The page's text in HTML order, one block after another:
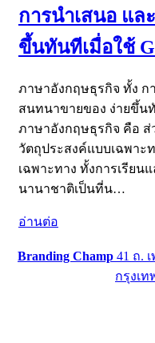
การนําเสนอ แล
ขึ้นทันทีเมื่อใช้
ภาษาอังกฤษธุรกิจ ทั้ง ก
สนทนาขายของ ง่ายขึ้น
ภาษาอังกฤษธุรกิจ คือ ส่
วัตถุประสงค์แบบเฉพาะ
เฉพาะทาง ทั้งการเรีย
นานาชาติเป็นที่น…
อ่านต่อ
Branding Champ 41 ถ.
กรุงเท